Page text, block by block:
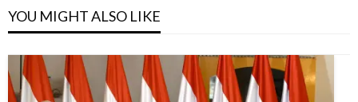
YOU MIGHT ALSO LIKE